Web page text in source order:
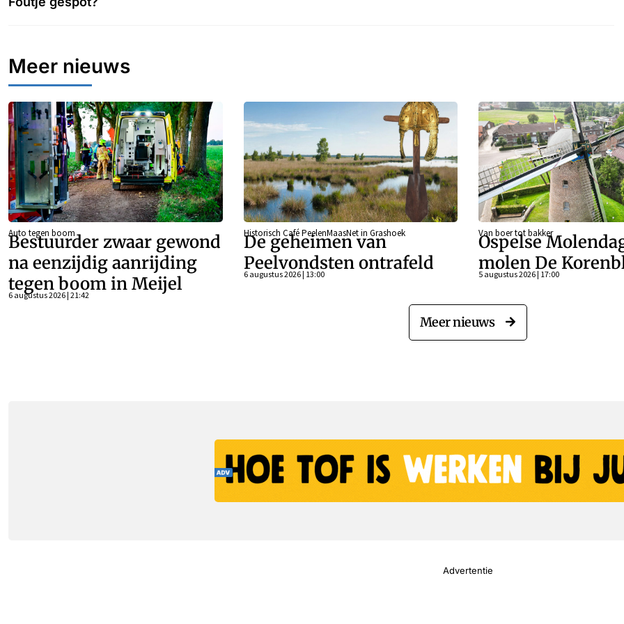
Meer nieuws
Auto tegen boom
Bestuurder zwaar gewond
na eenzijdig aanrijding
tegen boom in Meijel
6 augustus 2026 | 21:42
Historisch Café PeelenMaasNet in Grashoek
De geheimen van
Peelvondsten ontrafeld
6 augustus 2026 | 13:00
Van boer tot bakker
Ospelse
molen De
5 augustus 2026 | 17:00
Meer nieuws
Advertentie